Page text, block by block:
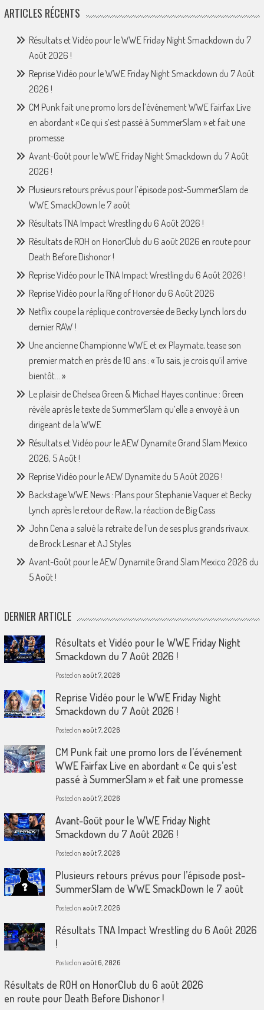
ARTICLES RÉCENTS
Résultats et Vidéo pour le WWE Friday Night Smackdown du 7
Août 2026 !
Reprise Vidéo pour le WWE Friday Night Smackdown du 7 Août
2026 !
CM Punk fait une promo lors de l’événement WWE Fairfax Live
en abordant « Ce qui s’est passé à SummerSlam » et fait une
promesse
Avant-Goût pour le WWE Friday Night Smackdown du 7 Août
2026 !
Plusieurs retours prévus pour l’épisode post-SummerSlam de
WWE SmackDown le 7 août
Résultats TNA Impact Wrestling du 6 Août 2026 !
Résultats de ROH on HonorClub du 6 août 2026 en route pour
Death Before Dishonor !
Reprise Vidéo pour le TNA Impact Wrestling du 6 Août 2026 !
Reprise Vidéo pour la Ring of Honor du 6 Août 2026
Netflix coupe la réplique controversée de Becky Lynch lors du
dernier RAW !
Une ancienne Championne WWE et ex Playmate, tease son
premier match en près de 10 ans : « Tu sais, je crois qu’il arrive
bientôt… »
Le plaisir de Chelsea Green & Michael Hayes continue : Green
révèle après le texte de SummerSlam qu’elle a envoyé à un
dirigeant de la WWE
Résultats et Vidéo pour le AEW Dynamite Grand Slam Mexico
2026, 5 Août !
Reprise Vidéo pour le AEW Dynamite du 5 Août 2026 !
Backstage WWE News : Plans pour Stephanie Vaquer et Becky
Lynch après le retour de Raw, la réaction de Big Cass
John Cena a salué la retraite de l’un de ses plus grands rivaux.
de Brock Lesnar et AJ Styles
Avant-Goût pour le AEW Dynamite Grand Slam Mexico 2026 du
5 Août !
DERNIER ARTICLE
Résultats et Vidéo pour le WWE Friday Night
Smackdown du 7 Août 2026 !
Posted on août 7, 2026
Reprise Vidéo pour le WWE Friday Night
Smackdown du 7 Août 2026 !
Posted on août 7, 2026
CM Punk fait une promo lors de l’événement
WWE Fairfax Live en abordant « Ce qui s’est
passé à SummerSlam » et fait une promesse
Posted on août 7, 2026
Avant-Goût pour le WWE Friday Night
Smackdown du 7 Août 2026 !
Posted on août 7, 2026
Plusieurs retours prévus pour l’épisode post-
SummerSlam de WWE SmackDown le 7 août
Posted on août 7, 2026
Résultats TNA Impact Wrestling du 6 Août 2026
!
Posted on août 6, 2026
Résultats de ROH on HonorClub du 6 août 2026
en route pour Death Before Dishonor !